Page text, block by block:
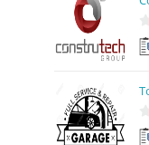
0
s
r
0